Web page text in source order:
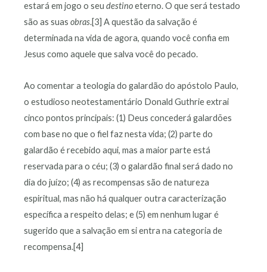
estará em jogo o seu destinoeterno. O que será testado
são as suas obras.[3] A questão da salvação é
determinada na vida de agora, quando você confia em
Jesus como aquele que salva você do pecado.
Ao comentar a teologia do galardão do apóstolo Paulo,
o estudioso neotestamentário Donald Guthrie extrai
cinco pontos principais: (1) Deus concederá galardões
com base no que o fiel faz nesta vida; (2) parte do
galardão é recebido aqui, mas a maior parte está
reservada para o céu; (3) o galardão final será dado no
dia do juízo; (4) as recompensas são de natureza
espiritual, mas não há qualquer outra caracterização
específica a respeito delas; e (5) em nenhum lugar é
sugerido que a salvação em si entra na categoria de
recompensa.[4]